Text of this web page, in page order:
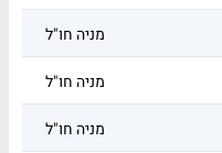
מניה חו"ל
מניה חו"ל
מניה חו"ל